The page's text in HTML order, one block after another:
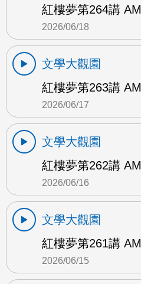
紅樓夢第264講 AM
2026/06/18
文學大觀園
紅樓夢第263講 AM
2026/06/17
文學大觀園
紅樓夢第262講 AM
2026/06/16
文學大觀園
紅樓夢第261講 AM
2026/06/15